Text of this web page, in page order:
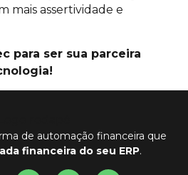
mais assertividade e
para ser sua parceira
de automação financeira que
financeira do seu ERP.